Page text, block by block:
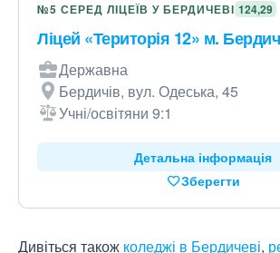
№5 СЕРЕД ЛІЦЕЇВ У БЕРДИЧЕВІ 124,29
Ліцей «Територія 12» м.
Державна
Бердичів, вул. Одеська, 45
Учні/освітяни 9:1
Детальна інформація
Зберегти
Дивіться також коледжі в Бердичеві,